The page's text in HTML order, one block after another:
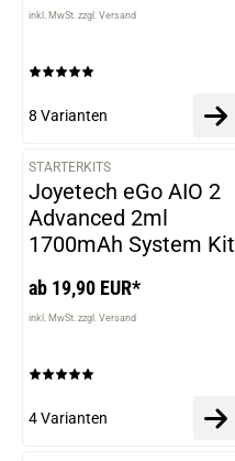
inkl. MwSt. zzgl. Versand
8 Varianten
STARTERKITS
Joyetech eGo AIO 2
Advanced 2ml
1700mAh System Kit
ab 19,90 EUR*
inkl. MwSt. zzgl. Versand
4 Varianten